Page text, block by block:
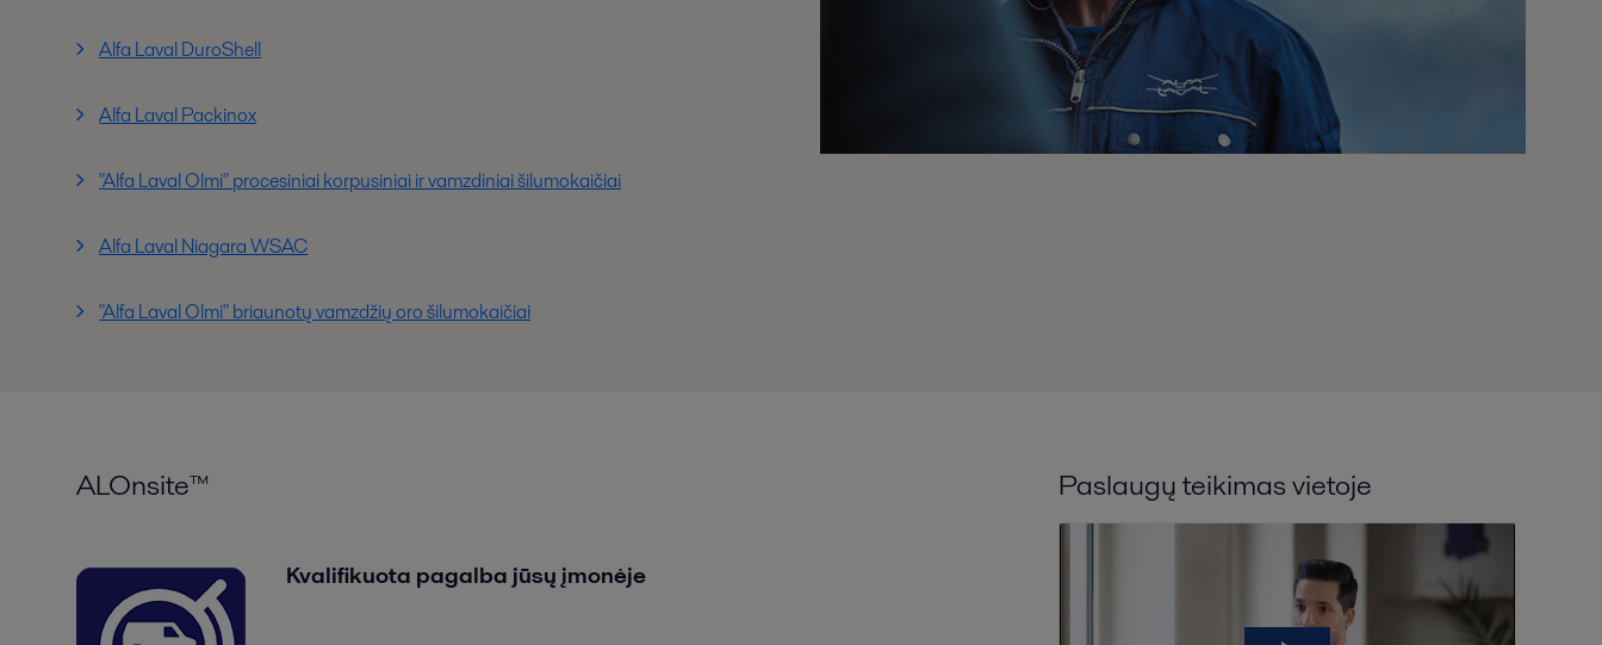
Alfa Laval DuroShell
Alfa Laval Packinox
"Alfa Laval Olmi" procesiniai korpusiniai ir vamzdiniai šilumokaičiai
Alfa Laval Niagara WSAC
"Alfa Laval Olmi" briaunotų vamzdžių oro šilumokaičiai
ALOnsite™
Kvalifikuota pagalba jūsų įmonėje
Paslaugų teikimas vietoje